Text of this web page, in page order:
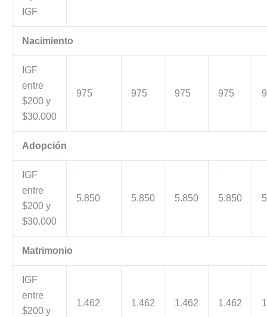
IGF
Nacimiento
IGF
entre
$200 y
$30.000
975 975 975 975
Adopción
IGF
entre
$200 y
$30.000
5.850 5.850 5.850 5.850
Matrimonio
IGF
entre
$200 y
1.462 1.462 1.462 1.462